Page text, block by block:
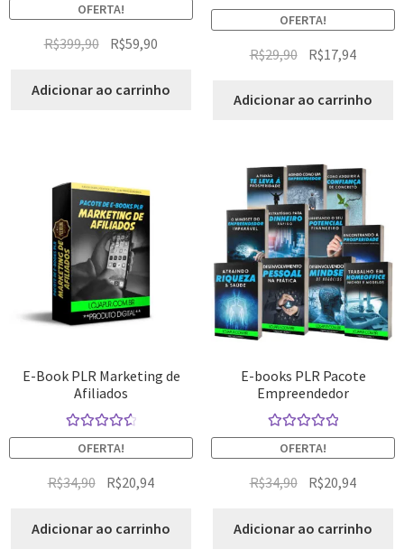
OFERTA!
R$399,90 R$59,90
Adicionar ao carrinho
Avaliação
5.00de 5
OFERTA!
R$29,90 R$17,94
Adicionar ao carrinho
E-Book PLR Marketing de
Afiliados
Avaliação
4.67de 5
OFERTA!
R$34,90 R$20,94
Adicionar ao carrinho
E-books PLR Pacote
Empreendedor
Avaliação
5.00de 5
OFERTA!
R$34,90 R$20,94
Adicionar ao carrinho